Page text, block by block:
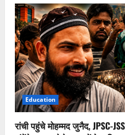
Education
रांची पहुंचे मोहम्मद जुनैद, JPSC-